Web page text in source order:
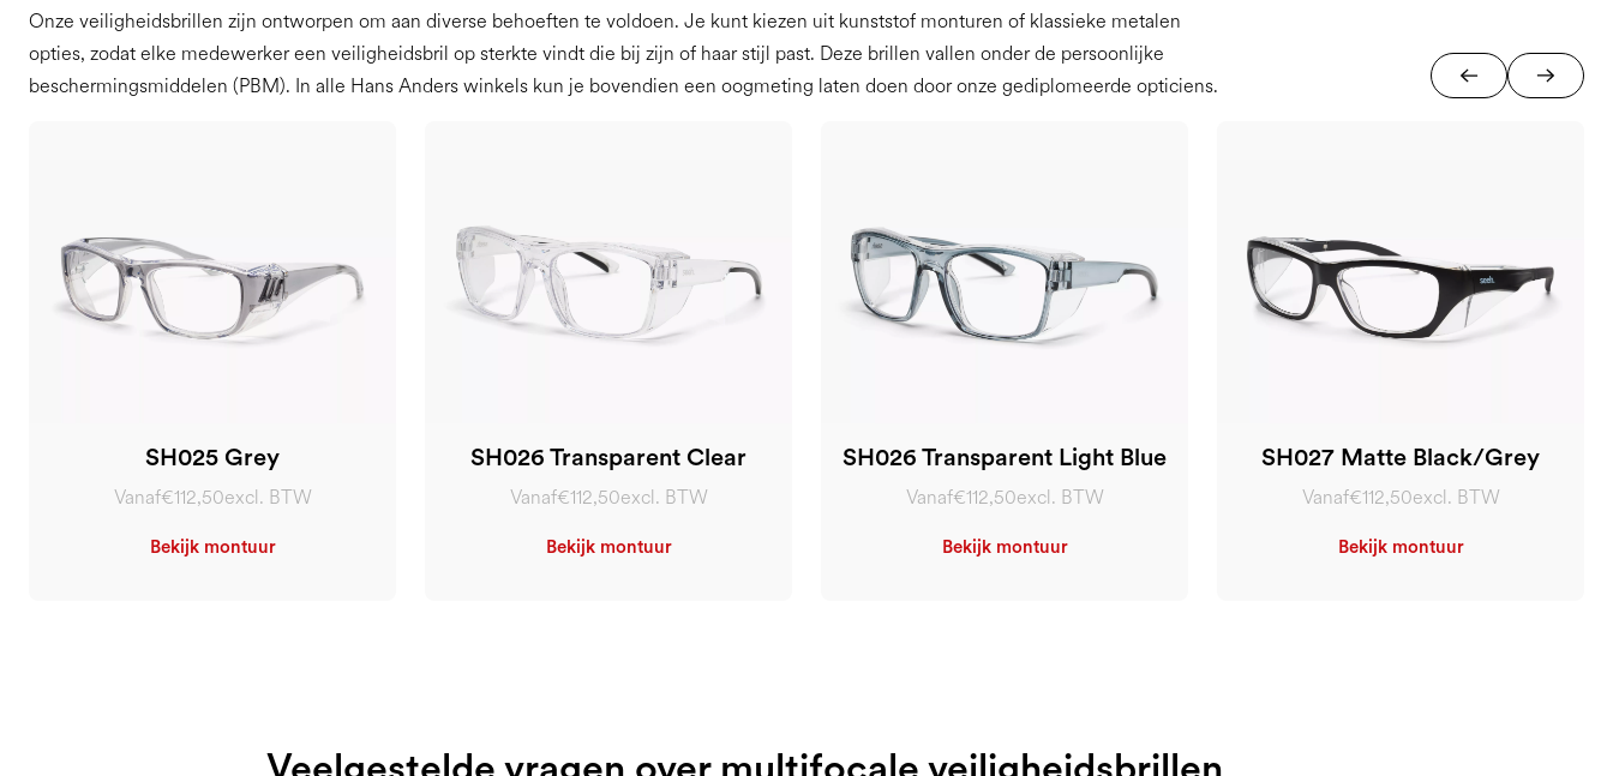
Onze veiligheidsbrillen zijn ontworpen om aan diverse behoeften te voldoen. Je kunt kiezen uit kunststof monturen of klassieke metalen
opties, zodat elke medewerker een veiligheidsbril op sterkte vindt die bij zijn of haar stijl past. Deze brillen vallen onder de persoonlijke
beschermingsmiddelen (PBM). In alle Hans Anders winkels kun je bovendien een oogmeting laten doen door onze gediplomeerde opticiens.
SH025 Grey
Vanaf€112,50excl. BTW
Bekijk montuur
SH026 Transparent Clear
Vanaf€112,50excl. BTW
Bekijk montuur
SH026 Transparent Light Blue
Vanaf€112,50excl. BTW
Bekijk montuur
SH027 Matte Black/Grey
Vanaf€112,50excl. BTW
Bekijk montuur